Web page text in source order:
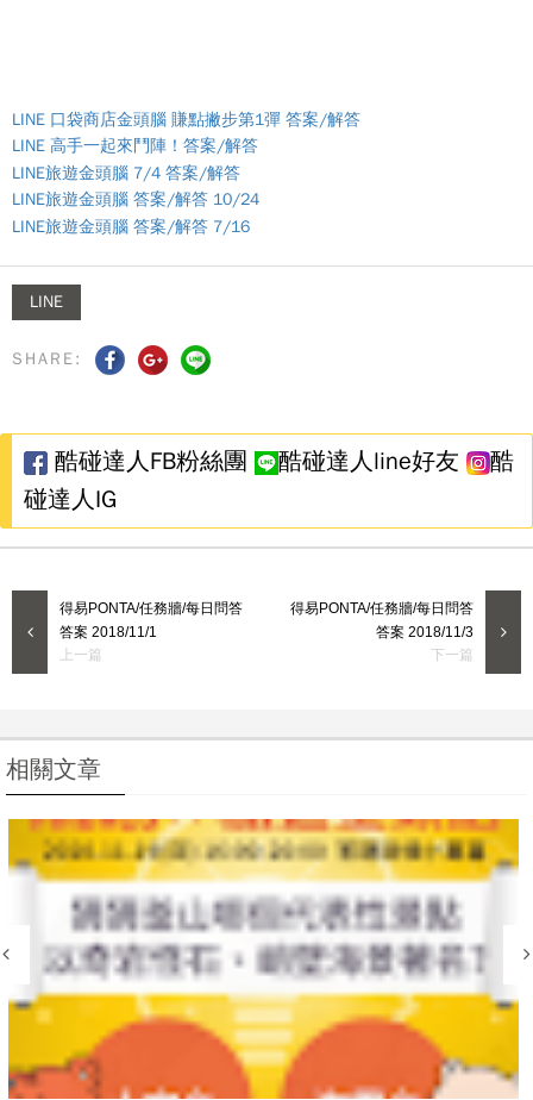
LINE 口袋商店金頭腦 賺點撇步第1彈 答案/解答
LINE 高手一起來鬥陣！答案/解答
LINE旅遊金頭腦 7/4 答案/解答
LINE旅遊金頭腦 答案/解答 10/24
LINE旅遊金頭腦 答案/解答 7/16
LINE
SHARE:
酷碰達人FB粉絲團 酷碰達人line好友
酷
碰達人IG
得易PONTA/任務牆/每日問答
答案 2018/11/3
下一篇
得易PONTA/任務牆/每日問答
答案 2018/11/1
上一篇
相關文章